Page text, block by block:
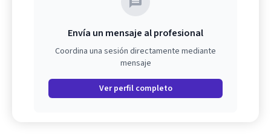
Envía un mensaje al profesional
Coordina una sesión directamente mediante
mensaje
Ver perfil completo